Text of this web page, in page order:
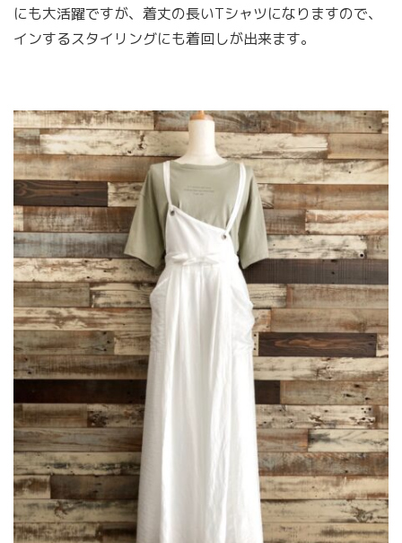
にも大活躍ですが、着丈の長いTシャツになりますので、
インするスタイリングにも着回しが出来ます。